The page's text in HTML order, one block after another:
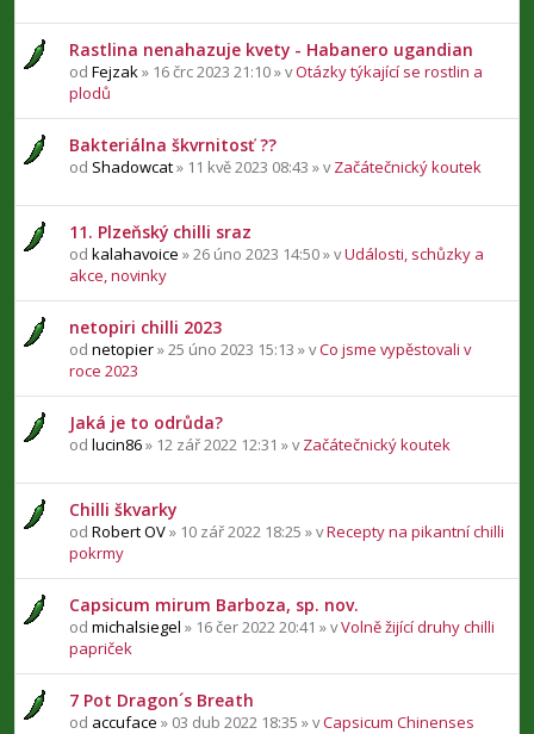
Rastlina nenahazuje kvety - Habanero ugandian
od Fejzak » 16 črc 2023 21:10 » vOtázky týkající se rostlin a
plodů
Bakteriálna škvrnitosť ??
od Shadowcat» 11 kvě 2023 08:43 » vZačátečnický koutek
11. Plzeňský chilli sraz
od kalahavoice » 26 úno 2023 14:50 » vUdálosti, schůzky a
akce, novinky
netopiri chilli 2023
od netopier» 25 úno 2023 15:13 » vCo jsme vypěstovali v
roce 2023
Jaká je to odrůda?
od lucin86» 12 zář 2022 12:31 » vZačátečnický koutek
Chilli škvarky
od Robert OV» 10 zář 2022 18:25 » vRecepty na pikantní chilli
pokrmy
Capsicum mirum Barboza, sp. nov.
od michalsiegel » 16 čer 2022 20:41 » vVolně žijící druhy chilli
papriček
7 Pot Dragon´s Breath
od accuface » 03 dub 2022 18:35 » vCapsicum Chinenses